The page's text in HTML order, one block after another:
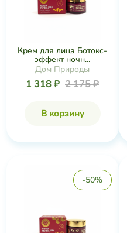
Крем для лица Ботокс-
эффект ночн...
Дом Природы
1 318 ₽ 2 175 ₽
В корзину
-50%